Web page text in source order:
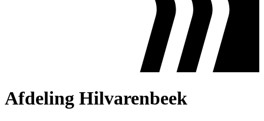
Afdeling Hilvarenbeek